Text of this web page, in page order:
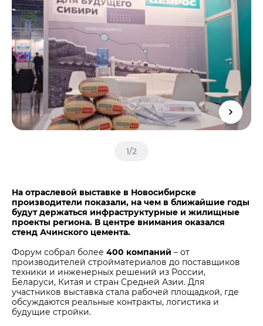
1/2
На отраслевой выставке в Новосибирске
производители показали, на чем в ближайшие годы
будут держаться инфраструктурные и жилищные
проекты региона. В центре внимания оказался
стенд Ачинского цемента.
Форум собрал более 400 компаний – от
производителей стройматериалов до поставщиков
техники и инженерных решений из России,
Беларуси, Китая и стран Средней Азии. Для
участников выставка стала рабочей площадкой, где
обсуждаются реальные контракты, логистика и
будущие стройки.
Центры дистрибуции
Реализация ТМЦ и непрофильных активов
Политика в области закупок
В помощь поставщику
Не только цемент
Люди ЦЕМРОСа
Технологии и тренды
Издание для клиентов
Аналитика цементной отрасли
Медиабанк
Пресса о нас
Служба доверия